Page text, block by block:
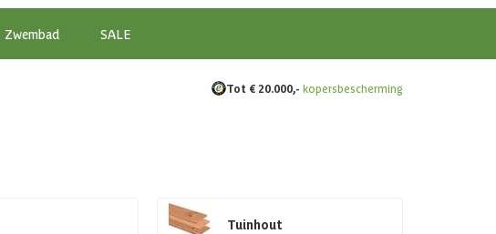
Zwembad SALE
Tot € 20.000,- kopersbescherming
Tuinhout